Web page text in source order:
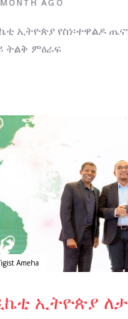
AGO
ኢትዮጵያ የስነ፡ተዋልዶ
ትልቅ ምዕራፍ
Ameha
ኢትዮጵያ